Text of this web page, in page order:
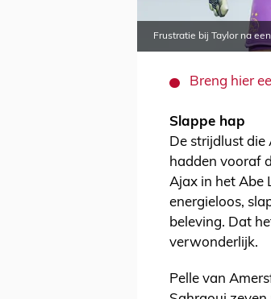
Frustratie bij Taylor na
Breng hier
Slappe hap
De strijdlust die
hadden vooraf
Ajax in het Abe
energieloos,
beleving. Dat
verwonderlijk.
Pelle van